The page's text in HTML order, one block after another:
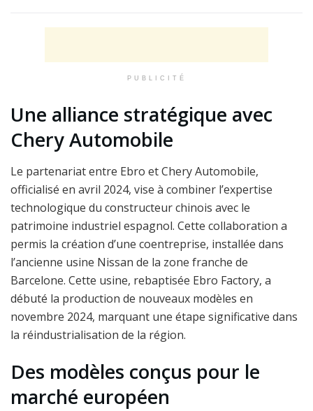
PUBLICITÉ
Une alliance stratégique avec
Chery Automobile
Le partenariat entre Ebro et Chery Automobile,
officialisé en avril 2024, vise à combiner l’expertise
technologique du constructeur chinois avec le
patrimoine industriel espagnol. Cette collaboration a
permis la création d’une coentreprise, installée dans
l’ancienne usine Nissan de la zone franche de
Barcelone. Cette usine, rebaptisée Ebro Factory, a
débuté la production de nouveaux modèles en
novembre 2024, marquant une étape significative dans
la réindustrialisation de la région.
Des modèles conçus pour le
marché européen